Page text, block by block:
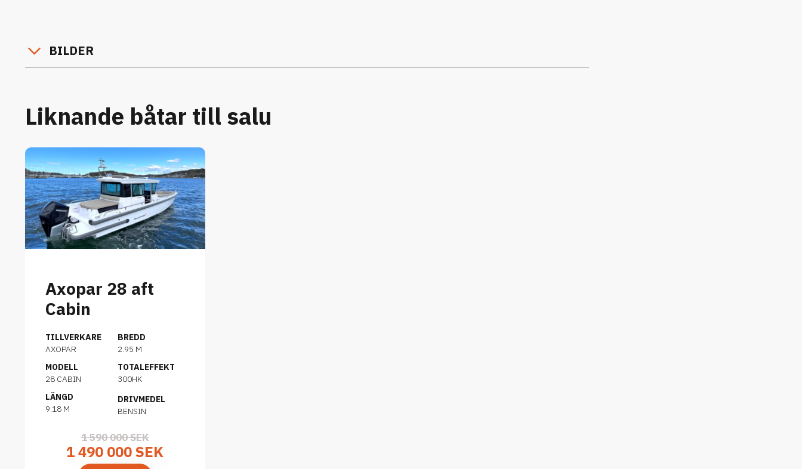
BILDER
Liknande båtar till salu
Axopar 28 aft
Cabin
TILLVERKARE
AXOPAR
MODELL
28 CABIN
LÄNGD
9.18 M
BREDD
2.95 M
TOTALEFFEKT
300HK
DRIVMEDEL
BENSIN
1 590 000 SEK
1 490 000 SEK